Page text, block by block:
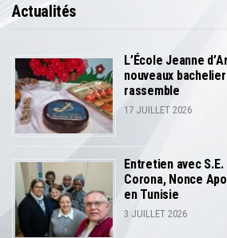
Actualités
L’École Jeanne
nouveaux
rassemble
17 JUILLET 2026
Entretien avec
Corona, Nonce
en Tunisie
3 JUILLET 2026